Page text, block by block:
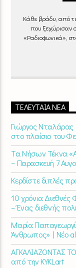
Κάθε βράδυ, από
που ξεχώρισαν
«Ραδιοφωνικά»,
ΤΕΛΕΥΤΑΊΑ ΝΈΑ
Γιώργος Νταλάρας
στο πλαίσιο του
Τα Νήσων Τέκνα
– Παρασκευή 7
Κερδίστε διπλές
10 χρόνια
– Ένας διεθνής
Μαρία
Άνθρωπος» | Νέο
ΑΓΚΑΛΙΑΖΟΝΤΑΣ
από την KYKLart